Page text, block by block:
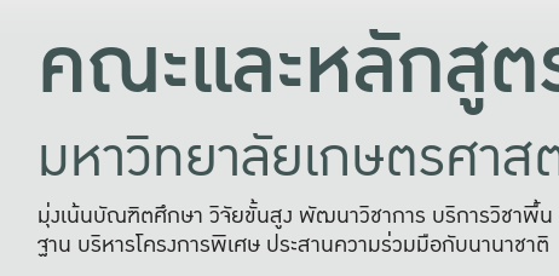
คณะและหลักสูต
มหาวิทยาลัยเกษตรศาส
มุ่งเน้นบัณฑิตศึกษา วิจัยขั้นสูง พัฒนาวิชาการ บริการวิชาพื้น
ฐาน บริหารโครงการพิเศษ ประสานความร่วมมือกับนานาชาติ